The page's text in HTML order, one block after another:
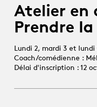
Atelier
Prendre
Lundi 2, mardi 3 et lundi
Coach/comédienne :
Délai d'inscription : 12